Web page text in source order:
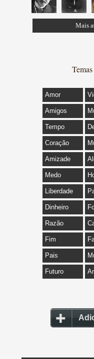
Mais
Amor
Amigos
Tempo
Coração
Amizade
Medo
Liberdade
Dinheiro
Razão
Fim
Pais
Futuro